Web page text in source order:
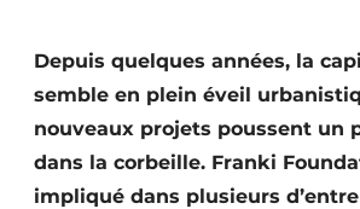
Video’s
Construction bois
Depuis quelques années, la
semble en plein éveil
nouveaux projets poussent un
dans la corbeille. Franki
impliqué dans plusieurs